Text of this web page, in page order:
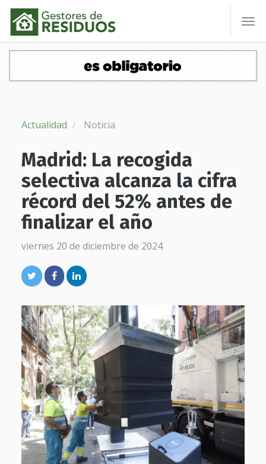
Actualidad Noticia
Madrid: La recogida
selectiva alcanza la cifra
récord del 52% antes de
finalizar el año
viernes 20 de diciembre de 2024